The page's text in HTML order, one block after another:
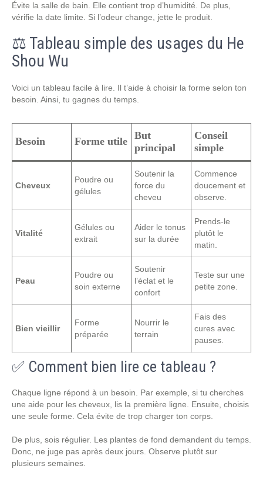
Évite la salle de bain. Elle contient trop d’humidité. De plus,
vérifie la date limite. Si l’odeur change, jette le produit.
⚖️ Tableau simple des usages du He
Shou Wu
Voici un tableau facile à lire. Il t’aide à choisir la forme selon ton
besoin. Ainsi, tu gagnes du temps.
Besoin Forme utile But
principal
Conseil
simple
Cheveux
Poudre ou
gélules
Soutenir la
force du
cheveu
Commence
doucement et
observe.
Vitalité
Gélules ou
extrait
Aider le tonus
sur la durée
Prends-le
plutôt le
matin.
Peau
Poudre ou
soin externe
Soutenir
l’éclat et le
confort
Teste sur une
petite zone.
Bien vieillir
Forme
préparée
Nourrir le
terrain
Fais des
cures avec
pauses.
✅ Comment bien lire ce tableau ?
Chaque ligne répond à un besoin. Par exemple, si tu cherches
une aide pour les cheveux, lis la première ligne. Ensuite, choisis
une seule forme. Cela évite de trop charger ton corps.
De plus, sois régulier. Les plantes de fond demandent du temps.
Donc, ne juge pas après deux jours. Observe plutôt sur
plusieurs semaines.